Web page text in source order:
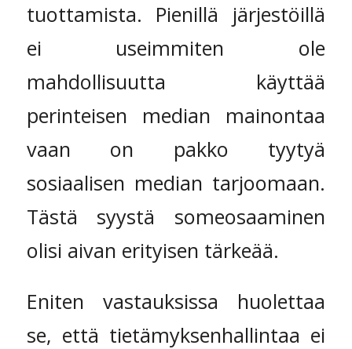
tuottamista. Pienillä järjestöillä
ei useimmiten ole
mahdollisuutta käyttää
perinteisen median mainontaa
vaan on pakko tyytyä
sosiaalisen median tarjoomaan.
Tästä syystä someosaaminen
olisi aivan erityisen tärkeää.
Eniten vastauksissa huolettaa
se, että tietämyksenhallintaa ei